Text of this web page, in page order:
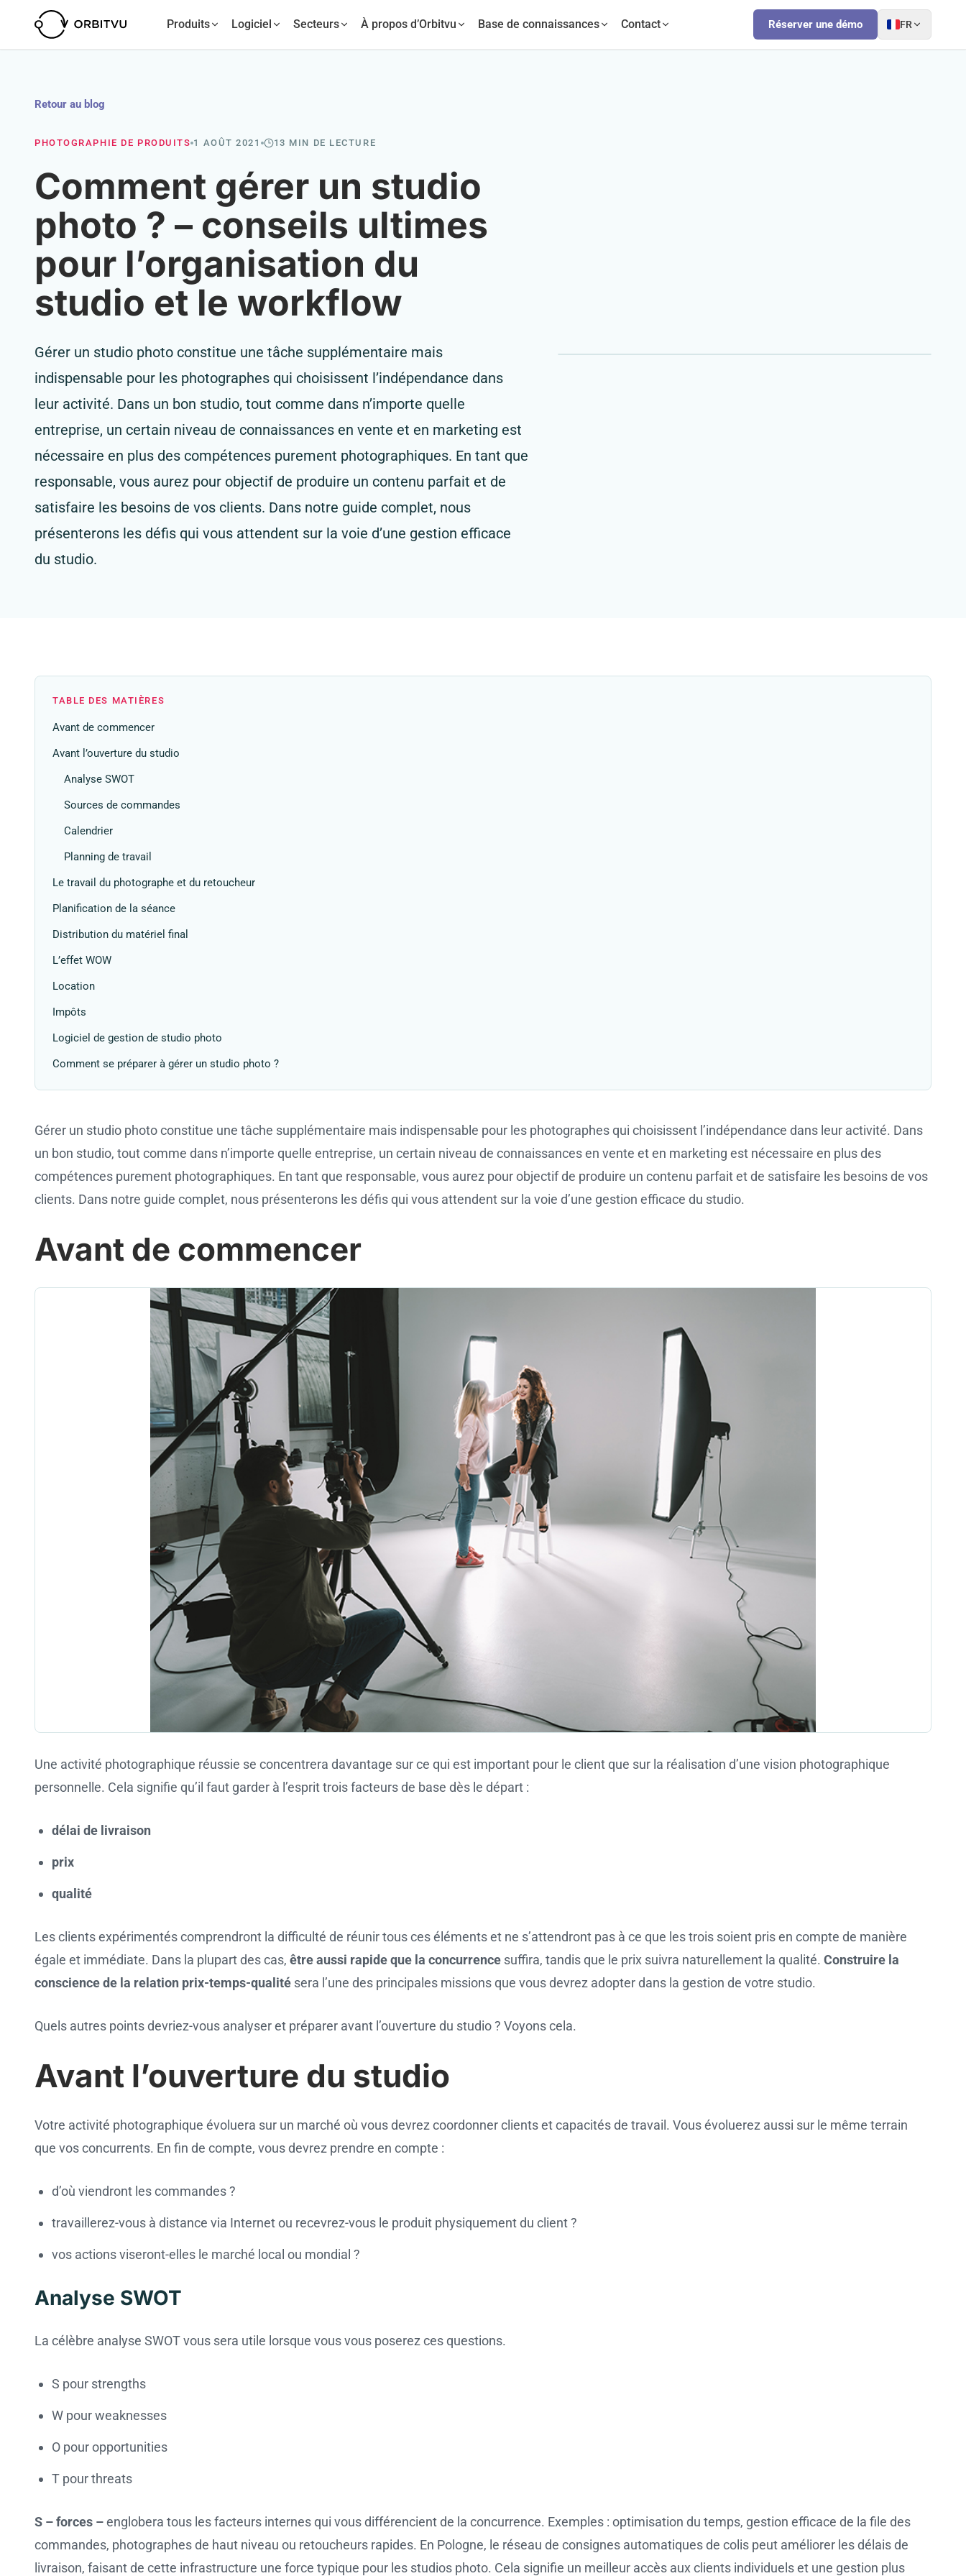
Produits Logiciel Secteurs À propos d’Orbitvu Base de connaissances Contact Réserver une démo FR
Retour au blog
PHOTOGRAPHIE DE PRODUITS 1 AOÛT 2021 13 MIN DE LECTURE
Comment gérer un studio
photo ? – conseils ultimes
pour l’organisation du
studio et le workflow
Gérer un studio photo constitue une tâche supplémentaire mais
indispensable pour les photographes qui choisissent l’indépendance dans
leur activité. Dans un bon studio, tout comme dans n’importe quelle
entreprise, un certain niveau de connaissances en vente et en marketing est
nécessaire en plus des compétences purement photographiques. En tant que
responsable, vous aurez pour objectif de produire un contenu parfait et de
satisfaire les besoins de vos clients. Dans notre guide complet, nous
présenterons les défis qui vous attendent sur la voie d’une gestion efficace
du studio.
TABLE DES MATIÈRES
Avant de commencer
Avant l’ouverture du studio
Analyse SWOT
Sources de commandes
Calendrier
Planning de travail
Le travail du photographe et du retoucheur
Planification de la séance
Distribution du matériel final
L’effet WOW
Location
Impôts
Logiciel de gestion de studio photo
Comment se préparer à gérer un studio photo ?
Gérer un studio photo constitue une tâche supplémentaire mais indispensable pour les photographes qui choisissent l’indépendance dans leur activité. Dans
un bon studio, tout comme dans n’importe quelle entreprise, un certain niveau de connaissances en vente et en marketing est nécessaire en plus des
compétences purement photographiques. En tant que responsable, vous aurez pour objectif de produire un contenu parfait et de satisfaire les besoins de vos
clients. Dans notre guide complet, nous présenterons les défis qui vous attendent sur la voie d’une gestion efficace du studio.
Avant de commencer
Une activité photographique réussie se concentrera davantage sur ce qui est important pour le client que sur la réalisation d’une vision photographique
personnelle. Cela signifie qu’il faut garder à l’esprit trois facteurs de base dès le départ :
délai de livraison
prix
qualité
Les clients expérimentés comprendront la difficulté de réunir tous ces éléments et ne s’attendront pas à ce que les trois soient pris en compte de manière
égale et immédiate. Dans la plupart des cas, être aussi rapide que la concurrence suffira, tandis que le prix suivra naturellement la qualité. Construire la
conscience de la relation prix-temps-qualité sera l’une des principales missions que vous devrez adopter dans la gestion de votre studio.
Quels autres points devriez-vous analyser et préparer avant l’ouverture du studio ? Voyons cela.
Avant l’ouverture du studio
Votre activité photographique évoluera sur un marché où vous devrez coordonner clients et capacités de travail. Vous évoluerez aussi sur le même terrain
que vos concurrents. En fin de compte, vous devrez prendre en compte :
d’où viendront les commandes ?
travaillerez-vous à distance via Internet ou recevrez-vous le produit physiquement du client ?
vos actions viseront-elles le marché local ou mondial ?
Analyse SWOT
La célèbre analyse SWOT vous sera utile lorsque vous vous poserez ces questions.
S pour strengths
W pour weaknesses
O pour opportunities
T pour threats
S – forces –englobera tous les facteurs internes qui vous différencient de la concurrence. Exemples : optimisation du temps, gestion efficace de la file des
commandes, photographes de haut niveau ou retoucheurs rapides. En Pologne, le réseau de consignes automatiques de colis peut améliorer les délais de
livraison, faisant de cette infrastructure une force typique pour les studios photo. Cela signifie un meilleur accès aux clients individuels et une gestion plus